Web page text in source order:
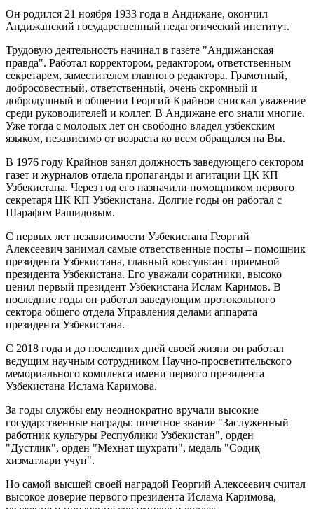
Он родился 21 ноября 1933 года в Андижане, окончил
Андижанский государственный педагогический институт.
Трудовую деятельность начинал в газете "Андижанская
правда". Работал корректором, редактором, ответственным
секретарем, заместителем главного редактора. Грамотный,
добросовестный, ответственный, очень скромный и
добродушный в общении Георгий Крайнов снискал уважение
среди руководителей и коллег. В Андижане его знали многие.
Уже тогда с молодых лет он свободно владел узбекским
языком, независимо от возраста ко всем обращался на Вы.
В 1976 году Крайнов занял должность заведующего сектором
газет и журналов отдела пропаганды и агитации ЦК КП
Узбекистана. Через год его назначили помощником первого
секретаря ЦК КП Узбекистана. Долгие годы он работал с
Шарафом Рашидовым.
С первых лет независимости Узбекистана Георгий
Алексеевич занимал самые ответственные посты – помощник
президента Узбекистана, главный консультант приемной
президента Узбекистана. Его уважали соратники, высоко
ценил первый президент Узбекистана Ислам Каримов. В
последние годы он работал заведующим протокольного
сектора общего отдела Управления делами аппарата
президента Узбекистана.
С 2018 года и до последних дней своей жизни он работал
ведущим научным сотрудником Научно-просветительского
мемориального комплекса имени первого президента
Узбекистана Ислама Каримова.
За годы службы ему неоднократно вручали высокие
государственные награды: почетное звание "Заслуженный
работник культуры Республики Узбекистан", орден
"Дустлик", орден "Мехнат шухрати", медаль "Содиқ
хизматлари учун".
Но самой высшей своей наградой Георгий Алексеевич считал
высокое доверие первого президента Ислама Каримова,